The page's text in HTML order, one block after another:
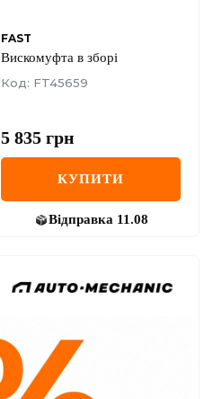
FAST
Вискомуфта в зборі
Код: FT45659
5 835 грн
КУПИТИ
Відправка 11.08